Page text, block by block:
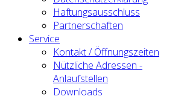
Haftungsausschluss
Partnerschaften
Service
Kontakt / Öffnungszeiten
Nützliche Adressen -
Anlaufstellen
Downloads